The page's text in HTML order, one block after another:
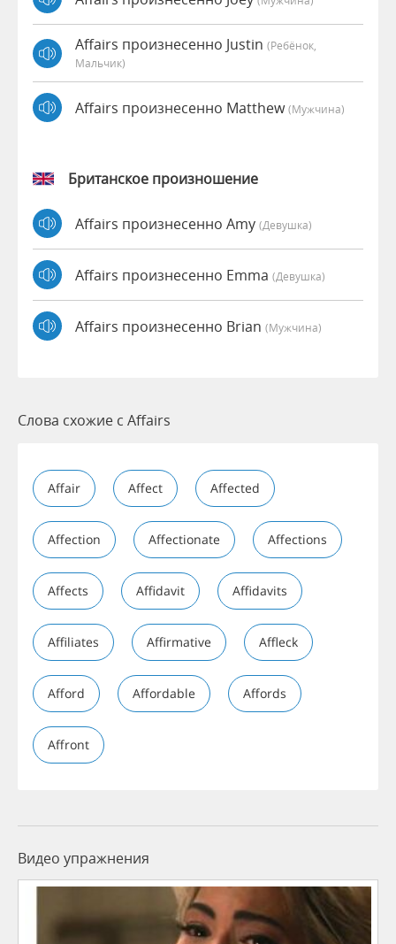
Affairs произнесенно Justin (Ребёнок,
Мальчик)
Affairs произнесенно Matthew(мужчина)
Британское произношение
Affairs произнесенно Amy (девушка)
Affairs произнесенно Emma (девушка)
Affairs произнесенно Brian (мужчина)
Слова схожие с Affairs
Affair Affect Affected
Affection Affectionate Affections
Affects Affidavit Affidavits
Affiliates Affirmative Affleck
Afford Affordable Affords
Affront
Видео упражнения